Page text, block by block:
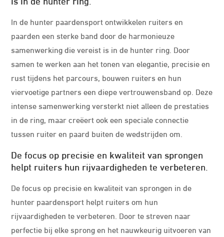
In de hunter paardensport ontwikkelen ruiters en
paarden een sterke band door de harmonieuze
samenwerking die vereist is in de hunter ring. Door
samen te werken aan het tonen van elegantie, precisie en
rust tijdens het parcours, bouwen ruiters en hun
viervoetige partners een diepe vertrouwensband op. Deze
intense samenwerking versterkt niet alleen de prestaties
in de ring, maar creëert ook een speciale connectie
tussen ruiter en paard buiten de wedstrijden om.
De focus op precisie en kwaliteit van sprongen
helpt ruiters hun rijvaardigheden te verbeteren.
De focus op precisie en kwaliteit van sprongen in de
hunter paardensport helpt ruiters om hun
rijvaardigheden te verbeteren. Door te streven naar
perfectie bij elke sprong en het nauwkeurig uitvoeren van